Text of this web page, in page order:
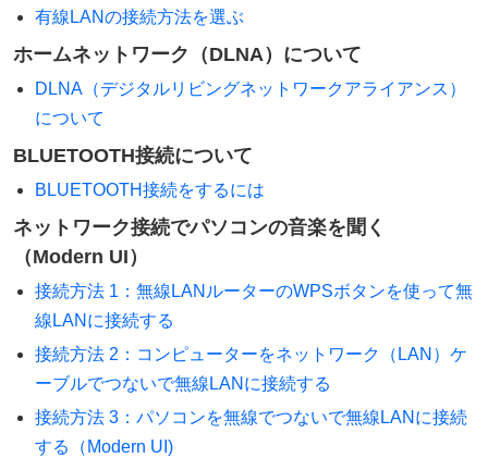
有線LANの接続方法を選ぶ
ホームネットワーク（DLNA）について
DLNA（デジタルリビングネットワークアライアンス）
について
BLUETOOTH接続について
BLUETOOTH接続をするには
ネットワーク接続でパソコンの音楽を聞く
（Modern UI）
接続方法 1：無線LANルーターのWPSボタンを使って無
線LANに接続する
接続方法 2：コンピューターをネットワーク（LAN）ケ
ーブルでつないで無線LANに接続する
接続方法 3：パソコンを無線でつないで無線LANに接続
する（Modern UI)